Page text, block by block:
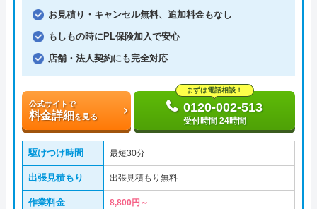
お見積り・キャンセル無料、追加料金もなし
もしもの時にPL保険加入で安心
店舗・法人契約にも完全対応
公式サイトで
料金詳細を見る
まずは電話相談！
0120-002-513
受付時間 24時間
駆けつけ時間 最短30分
出張見積もり 出張見積もり無料
作業料金 8,800円～